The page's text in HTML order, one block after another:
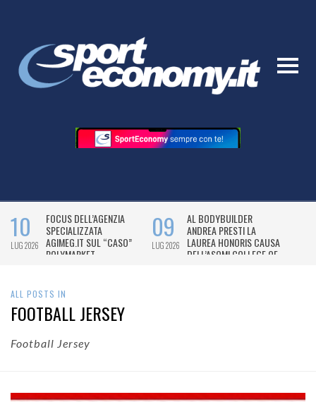
ALL POSTS IN
FOOTBALL JERSEY
Football Jersey